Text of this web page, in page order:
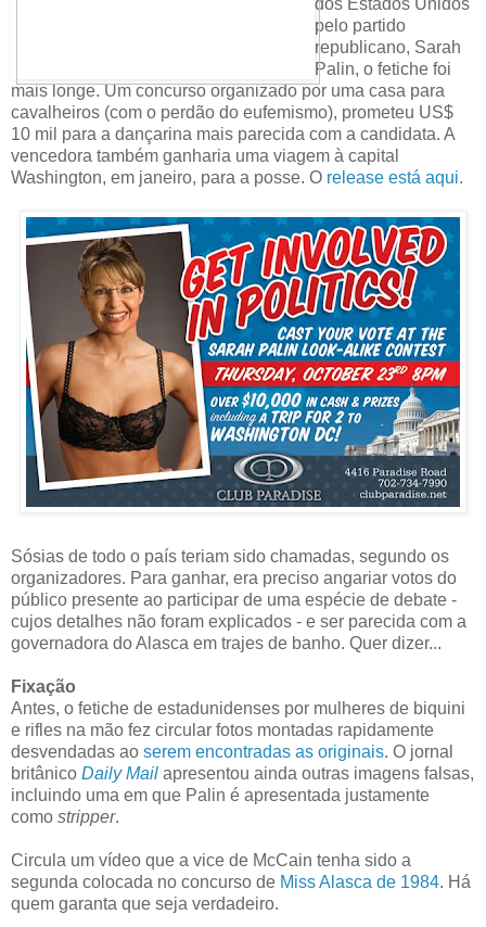
pelo partido
republicano, Sarah
Palin, o fetiche foi
mais longe. Um concurso organizado por uma casa para
cavalheiros (com o perdão do eufemismo), prometeu US$
10 mil para a dançarina mais parecida com a candidata. A
vencedora também ganharia uma viagem à capital
Washington, em janeiro, para a posse. O release está aqui.
Sósias de todo o país teriam sido chamadas, segundo os
organizadores. Para ganhar, era preciso angariar votos do
público presente ao participar de uma espécie de debate -
cujos detalhes não foram explicados - e ser parecida com a
governadora do Alasca em trajes de banho. Quer dizer...
Fixação
Antes, o fetiche de estadunidenses por mulheres de biquini
e rifles na mão fez circular fotos montadas rapidamente
desvendadas ao serem encontradas as originais. O jornal
britânico Daily Mail apresentou ainda outras imagens falsas,
incluindo uma em que Palin é apresentada justamente
como stripper.
Circula um vídeo que a vice de McCain tenha sido a
segunda colocada no concurso de Miss Alasca de 1984. Há
quem garanta que seja verdadeiro.